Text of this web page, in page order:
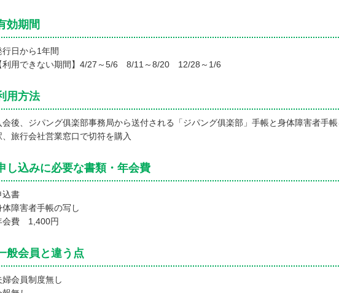
効期間
行日から1年間
利用できない期間】4/27～5/6 8/11～8/20 12/28～1/6
用方法
会後、ジパング俱楽部事務局から送付される「ジパング俱楽部」手帳と身体障害者手
、旅行会社営業窓口で切符を購入
し込みに必要な書類・年会費
込書
体障害者手帳の写し
会費 1,400円
般会員と違う点
婦会員制度無し